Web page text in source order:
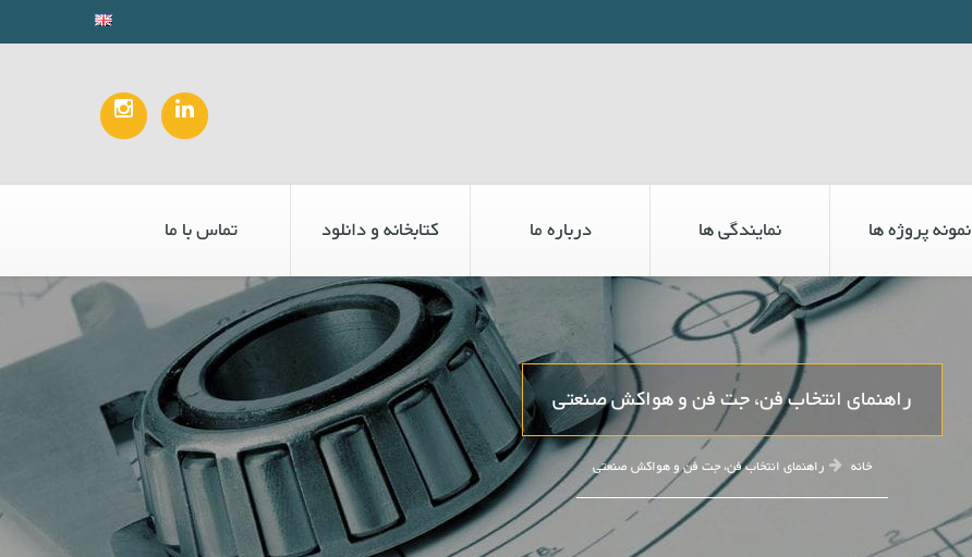
نمونه پروژه ها نمایندگی ها درباره ما کتابخانه و دانلود تماس با ما
راهنمای انتخاب فن، جت فن و هواکش صنعتی
خانه راهنمای انتخاب فن، جت فن و هواکش صنعتی